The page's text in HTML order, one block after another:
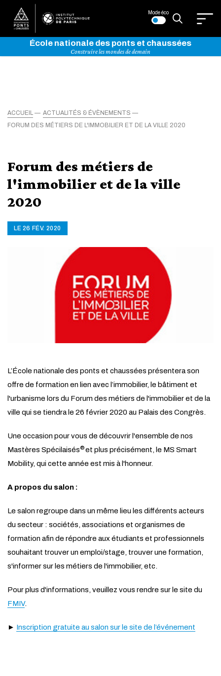
Mode éco
École nationale des ponts et chaussées
Construire les mondes de demain
ACCUEIL
ACTUALITÉS & ÉVÈNEMENTS
FORUM DES MÉTIERS DE L'IMMOBILIER ET DE LA VILLE 2020
Forum des métiers de
l'immobilier et de la ville
2020
LE 26 FÉV. 2020
L’École nationale des ponts et chaussées présentera son
offre de formation en lien avec l’immobilier, le bâtiment et
l'urbanisme lors du Forum des métiers de l'immobilier et de la
ville qui se tiendra le 26 février 2020 au Palais des Congrès.
Une occasion pour vous de découvrir l'ensemble de nos
Mastères Spécilaisés®et plus précisément, le MS Smart
Mobility, qui cette année est mis à l'honneur.
A propos du salon :
Le salon regroupe dans un même lieu les différents acteurs
du secteur : sociétés, associations et organismes de
formation afin de répondre aux étudiants et professionnels
souhaitant trouver un emploi/stage, trouver une formation,
s'informer sur les métiers de l'immobilier, etc.
Pour plus d'informations, veuillez vous rendre sur le site du
FMIV.
► Inscription gratuite au salon sur le site de l’événement